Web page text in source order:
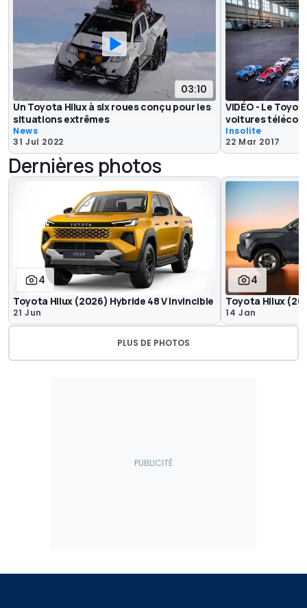
03:10
Un Toyota Hilux à six roues conçu pour les
situations extrêmes
News
31 Jul 2022
VIDÉO - Le
voitures
Insolite
22 Mar 2017
Dernières photos
4
Toyota Hilux (2026) Hybride 48 V Invincible
21 Jun
4
Toyota Hilux
14 Jan
PLUS DE PHOTOS